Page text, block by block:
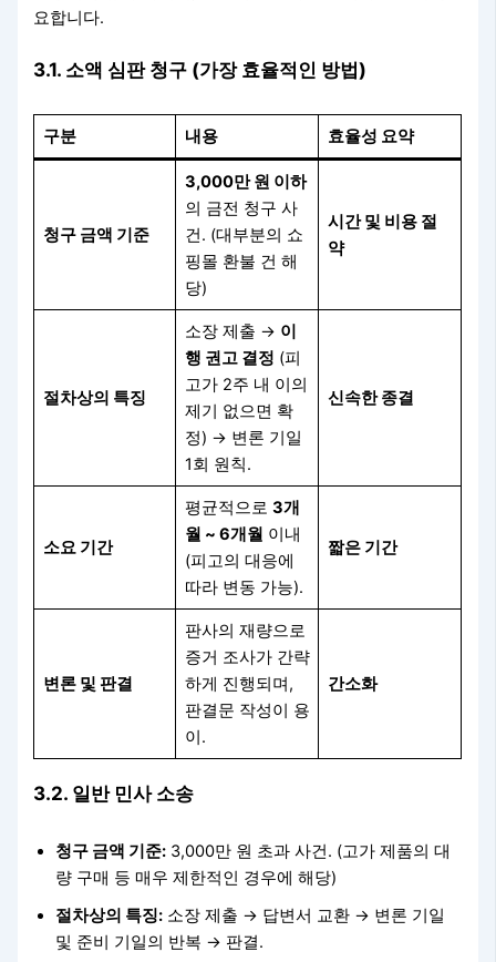
요합니다.
3.1. 소액 심판 청구 (가장 효율적인 방법)
구분 내용 효율성 요약
청구 금액 기준
3,000만 원 이하
의 금전 청구 사
건. (대부분의 쇼
핑몰 환불 건 해
당)
시간 및 비용 절
약
절차상의 특징
소장 제출 → 이
행 권고 결정 (피
고가 2주 내 이의
제기 없으면 확
정) → 변론 기일
1회 원칙.
신속한 종결
소요 기간
평균적으로 3개
월 ~ 6개월 이내
(피고의 대응에
따라 변동 가능).
짧은 기간
변론 및 판결
판사의 재량으로
증거 조사가 간략
하게 진행되며,
판결문 작성이 용
이.
간소화
3.2. 일반 민사 소송
청구 금액 기준: 3,000만 원 초과 사건. (고가 제품의 대
량 구매 등 매우 제한적인 경우에 해당)
절차상의 특징: 소장 제출 → 답변서 교환 → 변론 기일
및 준비 기일의 반복 → 판결.